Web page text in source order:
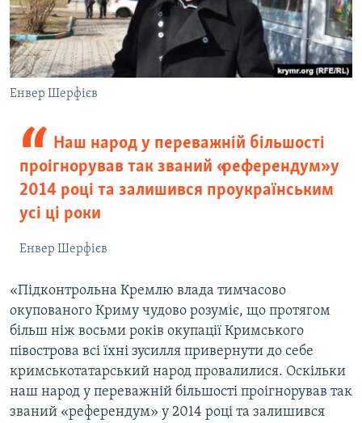
Енвер Шерфієв
Наш народ у переважній більшості
проігнорував так званий «референдум» у
2014 році та залишився проукраїнським
усі ці роки
Енвер Шерфієв
«Підконтрольна Кремлю влада тимчасово
окупованого Криму чудово розуміє, що протягом
більш ніж восьми років окупації Кримського
півострова всі їхні зусилля привернути до себе
кримськотатарський народ провалилися. Оскільки
наш народ у переважній більшості проігнорував так
званий «референдум» у 2014 році та залишився